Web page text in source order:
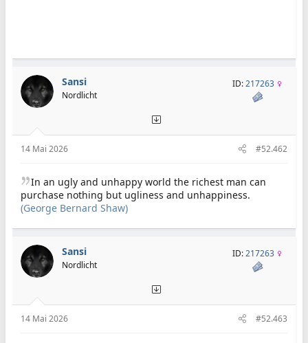
Sansi
Nordlicht
ID:217263
14 Mai 2026 #52.462
In an ugly and unhappy world the richest man can
purchase nothing but ugliness and unhappiness.
(George Bernard Shaw)
Sansi
Nordlicht
ID:217263
14 Mai 2026 #52.463